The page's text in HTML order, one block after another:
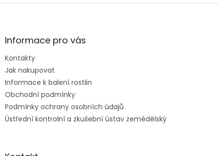
Z
aInformace pro vás
Kontakty
Jak nakupovat
Informace k balení rostlin
Obchodní podmínky
Podmínky ochrany osobních údajů
Ústřední kontrolní a zkušební ústav zemědělský